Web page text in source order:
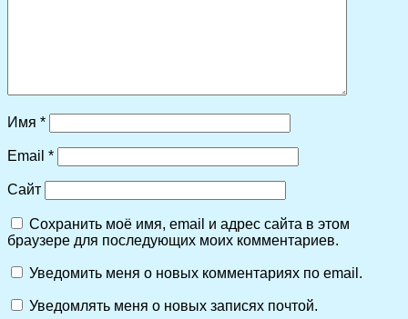
Имя *
Email *
Сайт
Сохранить моё имя, email и адрес сайта в этом
браузере для последующих моих комментариев.
Уведомить меня о новых комментариях по email.
Уведомлять меня о новых записях почтой.